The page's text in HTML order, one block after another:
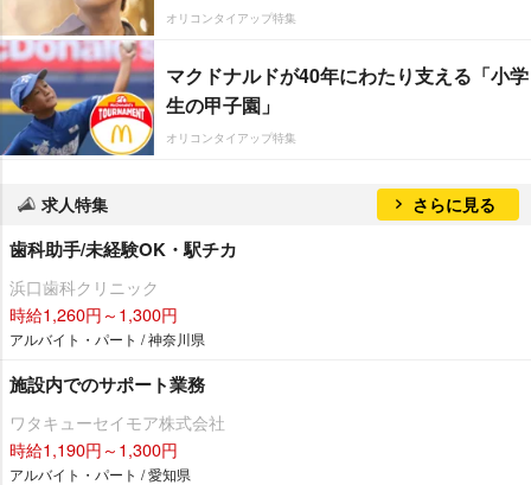
オリコンタイアップ特集
マクドナルドが40年にわたり支える「小学
生の甲子園」
オリコンタイアップ特集
求人特集 さらに見る
歯科助手/未経験OK・駅チカ
浜口歯科クリニック
時給1,260円～1,300円
アルバイト・パート / 神奈川県
施設内でのサポート業務
ワタキューセイモア株式会社
時給1,190円～1,300円
アルバイト・パート / 愛知県